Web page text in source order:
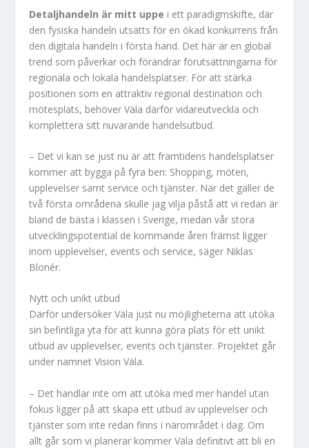
Detaljhandeln är mitt uppe i ett paradigmskifte, där
den fysiska handeln utsätts för en ökad konkurrens från
den digitala handeln i första hand. Det här är en global
trend som påverkar och förändrar förutsättningarna för
regionala och lokala handelsplatser. För att stärka
positionen som en attraktiv regional destination och
mötesplats, behöver Väla därför vidareutveckla och
komplettera sitt nuvarande handelsutbud.
– Det vi kan se just nu är att framtidens handelsplatser
kommer att bygga på fyra ben: Shopping, möten,
upplevelser samt service och tjänster. När det gäller de
två första områdena skulle jag vilja påstå att vi redan är
bland de bästa i klassen i Sverige, medan vår stora
utvecklingspotential de kommande åren främst ligger
inom upplevelser, events och service, säger Niklas
Blonér.
Nytt och unikt utbud
Därför undersöker Väla just nu möjligheterna att utöka
sin befintliga yta för att kunna göra plats för ett unikt
utbud av upplevelser, events och tjänster. Projektet går
under namnet Vision Väla.
– Det handlar inte om att utöka med mer handel utan
fokus ligger på att skapa ett utbud av upplevelser och
tjänster som inte redan finns i närområdet i dag. Om
allt går som vi planerar kommer Väla definitivt att bli en